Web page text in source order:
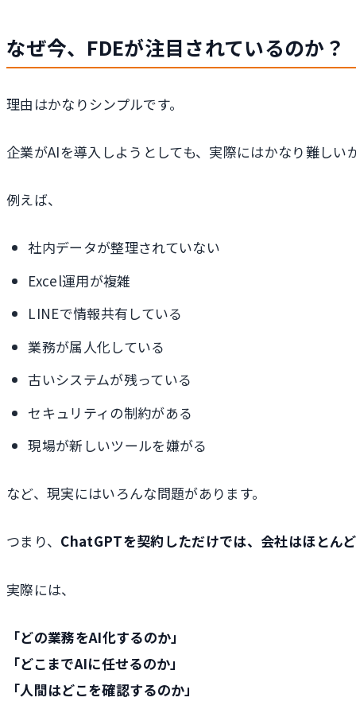
なぜ今、FDEが注目されているのか？
理由はかなりシンプルです。
企業がAIを導入しようとしても、実際にはかなり難しいか
例えば、
社内データが整理されていない
Excel運用が複雑
LINEで情報共有している
業務が属人化している
古いシステムが残っている
セキュリティの制約がある
現場が新しいツールを嫌がる
など、現実にはいろんな問題があります。
つまり、 ChatGPTを契約しただけでは、会社はほとんど
実際には、
「どの業務をAI化するのか」
「どこまでAIに任せるのか」
「人間はどこを確認するのか」